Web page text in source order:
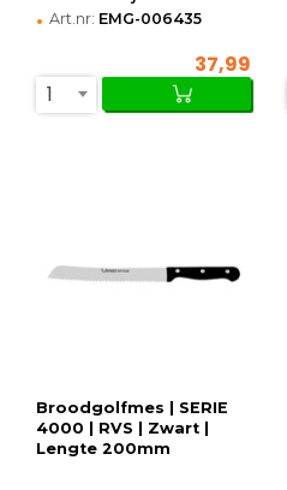
• Art.nr: EMG-006435
37,99
1
Broodgolfmes | SERIE
4000 | RVS | Zwart |
Lengte 200mm